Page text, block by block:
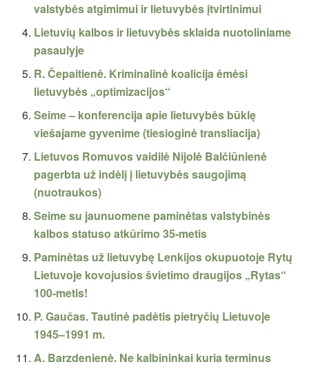
valstybės atgimimui ir lietuvybės įtvirtinimui
Lietuvių kalbos ir lietuvybės sklaida nuotoliniame
pasaulyje
R. Čepaitienė. Kriminalinė koalicija ėmėsi
lietuvybės „optimizacijos“
Seime – konferencija apie lietuvybės būklę
viešajame gyvenime (tiesioginė transliacija)
Lietuvos Romuvos vaidilė Nijolė Balčiūnienė
pagerbta už indėlį į lietuvybės saugojimą
(nuotraukos)
Seime su jaunuomene paminėtas valstybinės
kalbos statuso atkūrimo 35-metis
Paminėtas už lietuvybę Lenkijos okupuotoje Rytų
Lietuvoje kovojusios švietimo draugijos „Rytas“
100-metis!
P. Gaučas. Tautinė padėtis pietryčių Lietuvoje
1945–1991 m.
A. Barzdenienė. Ne kalbininkai kuria terminus